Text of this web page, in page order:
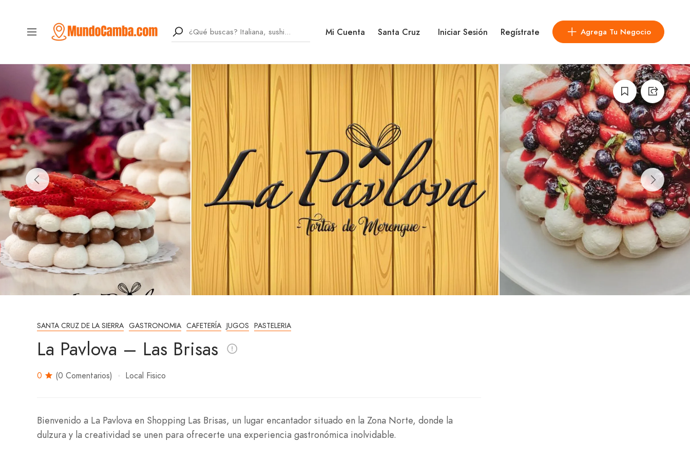
Mi Cuenta Santa Cruz Iniciar Sesión Regístrate Agrega Tu Negocio
SANTA CRUZ DE LA SIERRA GASTRONOMIA CAFETERÍA JUGOS PASTELERIA
La Pavlova – Las Brisas
0 (0 Comentarios) Local Fisico
Bienvenido a La Pavlova en Shopping Las Brisas, un lugar encantador situado en la Zona Norte, donde la
dulzura y la creatividad se unen para ofrecerte una experiencia gastronómica inolvidable.